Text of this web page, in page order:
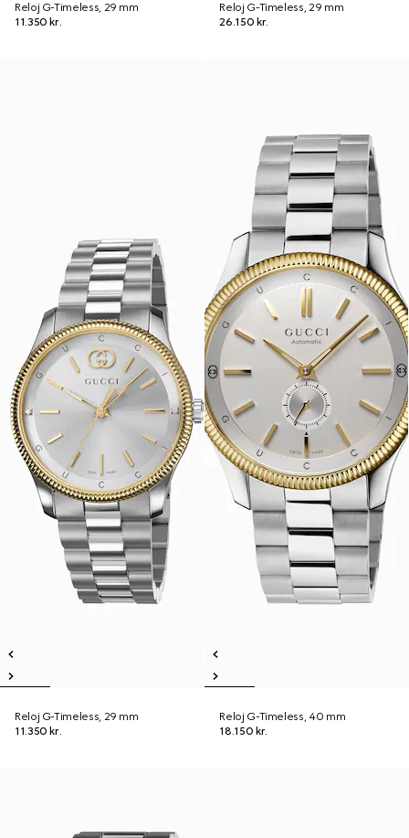
Reloj G-Timeless, 29 mm
11.350 kr.
Reloj G-Timeless, 29 mm
26.150 kr.
Reloj G-Timeless, 29 mm
11.350 kr.
Reloj G-Timeless, 40 mm
18.150 kr.